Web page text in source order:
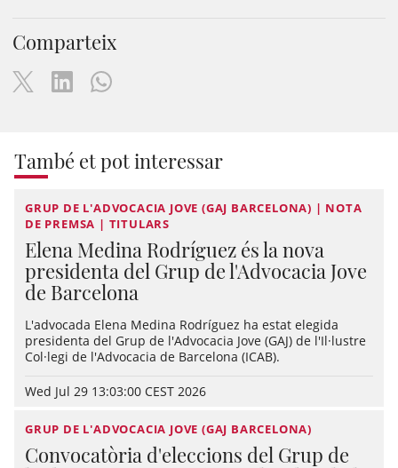
Comparteix
També et pot interessar
GRUP DE L'ADVOCACIA JOVE (GAJ BARCELONA) | NOTA
DE PREMSA | TITULARS
Elena Medina Rodríguez és la nova
presidenta del Grup de l'Advocacia Jove
de Barcelona
L'advocada Elena Medina Rodríguez ha estat elegida
presidenta del Grup de l'Advocacia Jove (GAJ) de l'Il·lustre
Col·legi de l'Advocacia de Barcelona (ICAB).
Wed Jul 29 13:03:00 CEST 2026
GRUP DE L'ADVOCACIA JOVE (GAJ BARCELONA)
Convocatòria d'eleccions del Grup de